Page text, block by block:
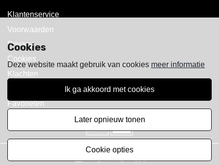
Klantenservice
Voorwaarden
Privacy
Cookies
Klachten
Retourneren & Ruilen
Favorieten
Cookies
Deze website maakt gebruik van cookies meer informatie
ik ga akkoord met cookies
later opnieuw tonen
cookie opties